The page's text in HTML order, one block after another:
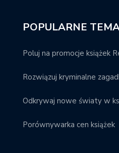
POPULARNE
Poluj na promocje książek
Rozwiązuj kryminalne
Odkrywaj nowe światy w
Porównywarka cen książek